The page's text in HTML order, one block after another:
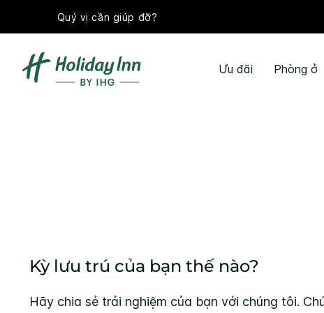
Quý vị cần giúp đỡ?
Ưu đãi Phòng ở
Kỳ lưu trú của bạn thế nào?
Hãy chia sẻ trải nghiệm của bạn với chúng tôi.